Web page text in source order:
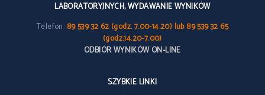
LABORATORYJNYCH, WYDAWANIE WYNIKÓW
Telefon: 89 539 32 62 (godz. 7.00-14.20) lub 89 539 32 65
(godz.14.20-7.00)
ODBIÓR WYNIKÓW ON-LINE
SZYBKIE LINKI